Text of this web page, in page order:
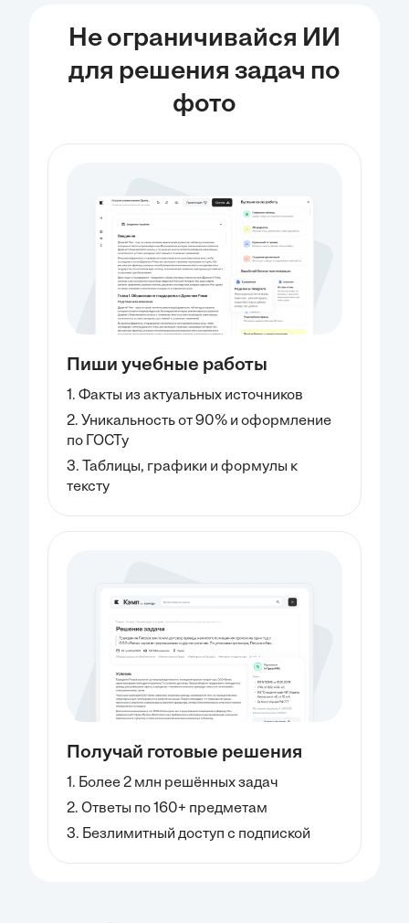
Нейронка для
генерации сочинений
Нейронка для
генерации проектных
Не ограничивайся ИИ
для решения задач по
фото
Пиши учебные работы
1. Факты из актуальных источников
2. Уникальность от 90% и оформление
по ГОСТу
3. Таблицы, графики и формулы к
тексту
Получай готовые решения
1. Более 2 млн решённых задач
2. Ответы по 160+ предметам
3. Безлимитный доступ с подпиской